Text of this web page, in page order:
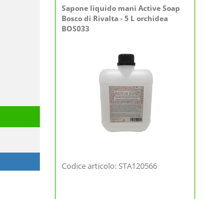
Sapone liquido mani Active Soap
Bosco di Rivalta - 5 L orchidea
BOS033
Codice articolo: STA120566